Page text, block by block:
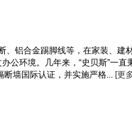
铝合金踢脚线等，在家装、建
环境。几年来，“史贝斯”一直
墙国际认证，并实施严格... [更